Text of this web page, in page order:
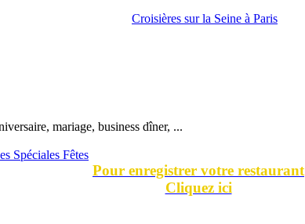
mariage, business dîner, ...
Spéciales Fêtes
Pour enregistrer votre restaurant
Cliquez ici